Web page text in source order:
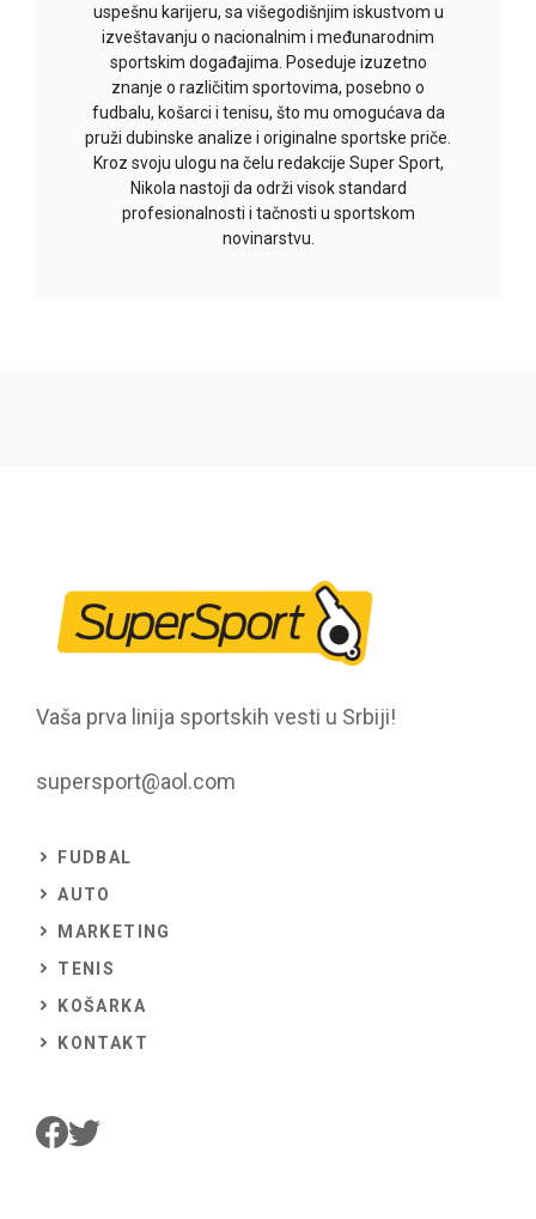
uspešnu karijeru, sa višegodišnjim iskustvom u
izveštavanju o nacionalnim i međunarodnim
sportskim događajima. Poseduje izuzetno
znanje o različitim sportovima, posebno o
fudbalu, košarci i tenisu, što mu omogućava da
pruži dubinske analize i originalne sportske priče.
Kroz svoju ulogu na čelu redakcije Super Sport,
Nikola nastoji da održi visok standard
profesionalnosti i tačnosti u sportskom
novinarstvu.
Vaša prva linija sportskih vesti u Srbiji!
supersport@aol.com
FUDBAL
AUTO
MARKETING
TENIS
KOŠARKA
KONTAKT